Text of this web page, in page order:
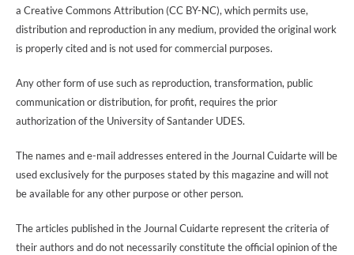
a Creative Commons Attribution (CC BY-NC), which permits use,
distribution and reproduction in any medium, provided the original work
is properly cited and is not used for commercial purposes.
Any other form of use such as reproduction, transformation, public
communication or distribution, for profit, requires the prior
authorization of the University of Santander UDES.
The names and e-mail addresses entered in the Journal Cuidarte will be
used exclusively for the purposes stated by this magazine and will not
be available for any other purpose or other person.
The articles published in the Journal Cuidarte represent the criteria of
their authors and do not necessarily constitute the official opinion of the